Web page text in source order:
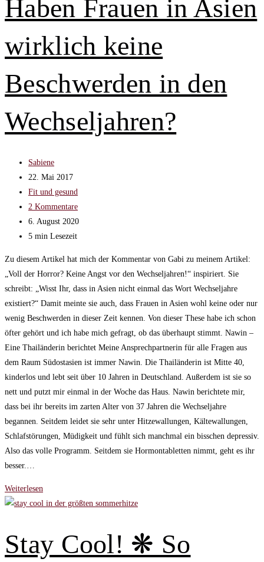
in
Wechseljahren
so
ist
Haben Frauen in Asien
wirklich keine
Beschwerden in den
Wechseljahren?
Beitrags-
Autor:
Sabiene
Beitrag
veröffentlicht:
22. Mai 2017
Beitrags-
Kategorie:
Fit und gesund
Beitrags-
Kommentare:
2 Kommentare
Beitrag
zuletzt
6. August 2020
Lesedauer:
5 min Lesezeit
Zu diesem Artikel hat mich der Kommentar von Gabi zu meinem Artikel:
„Voll der Horror? Keine Angst vor den Wechseljahren!“ inspiriert. Sie
schreibt: „Wisst Ihr, dass in Asien nicht einmal das Wort Wechseljahre
existiert?“ Damit meinte sie auch, dass Frauen in Asien wohl keine oder nur
wenig Beschwerden in dieser Zeit kennen. Von dieser These habe ich schon
öfter gehört und ich habe mich gefragt, ob das überhaupt stimmt. Nawin –
Eine Thailänderin berichtet Meine Ansprechpartnerin für alle Fragen aus
dem Raum Südostasien ist immer Nawin. Die Thailänderin ist Mitte 40,
kinderlos und lebt seit über 10 Jahren in Deutschland. Außerdem ist sie so
nett und putzt mir einmal in der Woche das Haus. Nawin berichtete mir,
dass bei ihr bereits im zarten Alter von 37 Jahren die Wechseljahre
begannen. Seitdem leidet sie sehr unter Hitzewallungen, Kältewallungen,
Schlafstörungen, Müdigkeit und fühlt sich manchmal ein bisschen depressiv.
Also das volle Programm. Seitdem sie Hormontabletten nimmt, geht es ihr
besser.…
Weiterlesen
Frauen
wirklich
Stay Cool! ❋ So